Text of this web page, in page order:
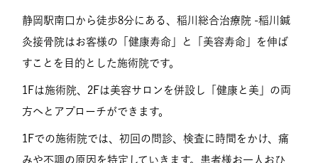
静岡駅南口から徒歩8分にある、稲川総合治療院 -稲川鍼
灸接骨院はお客様の「健康寿命」と「美容寿命」を伸ば
すことを目的とした施術院です。
1Fは施術院、2Fは美容サロンを併設し「健康と美」の両
方へとアプローチができます。
1Fでの施術院では、初回の問診、検査に時間をかけ、痛
みや不調の原因を特定していきます。患者様お一人おひ